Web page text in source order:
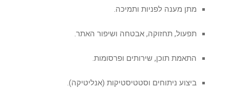
מתן מענה לפניות ותמיכה.
תפעול, תחזוקה, אבטחה ושיפור האתר.
התאמת תוכן, שירותים ופרסומות.
ביצוע ניתוחים וסטטיסטיקות (אנליטיקה).